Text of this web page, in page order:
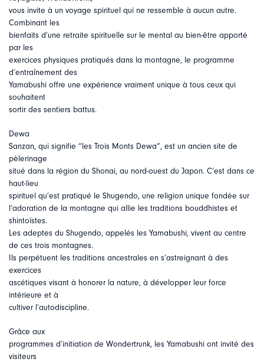
vous invite à un voyage spirituel qui ne ressemble à aucun autre.
Combinant les
bienfaits d’une retraite spirituelle sur le mental au bien-être apporté
par les
exercices physiques pratiqués dans la montagne, le programme
d’entraînement des
Yamabushi offre une expérience vraiment unique à tous ceux qui
souhaitent
sortir des sentiers battus.
Dewa
Sanzan, qui signifie “les Trois Monts Dewa”, est un ancien site de
pèlerinage
situé dans la région du Shonai, au nord-ouest du Japon. C’est dans ce
haut-lieu
spirituel qu’est pratiqué le Shugendo, une religion unique fondée sur
l’adoration de la montagne qui allie les traditions bouddhistes et
shintoïstes.
Les adeptes du Shugendo, appelés les Yamabushi, vivent au centre
de ces trois montagnes.
Ils perpétuent les traditions ancestrales en s’astreignant à des
exercices
ascétiques visant à honorer la nature, à développer leur force
intérieure et à
cultiver l’autodiscipline.
Grâce aux
programmes d’initiation de Wondertrunk, les Yamabushi ont invité des
visiteurs